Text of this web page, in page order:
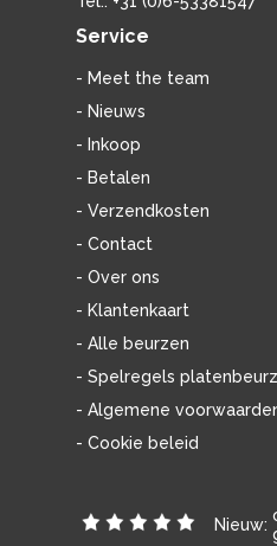
Service
- Meet the team
- Nieuws
- Inkoop
- Betalen
- Verzendkosten
- Contact
- Over ons
- Klantenkaart
- Alle beurzen
- Spelregels
- Algemene
- Cookie beleid
Nieuw: